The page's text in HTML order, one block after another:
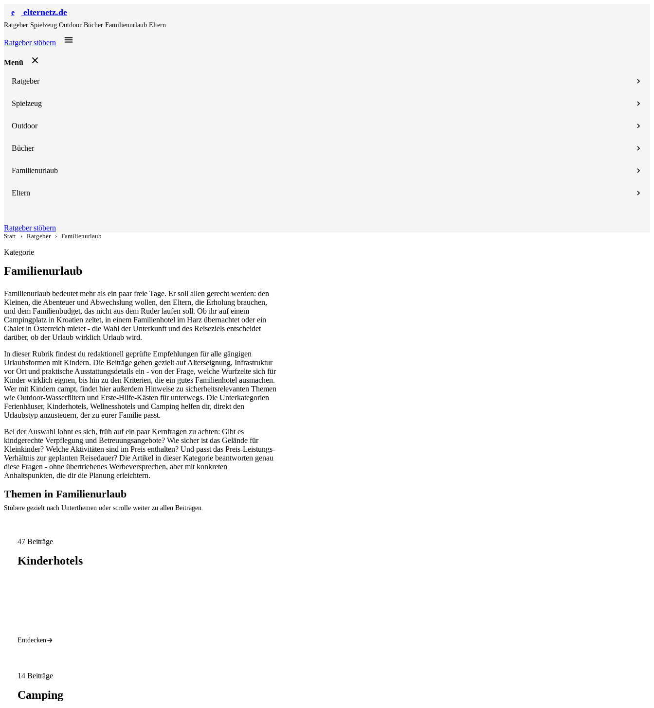
e elternetz.de
Ratgeber Spielzeug Outdoor Bücher Familienurlaub Eltern
Ratgeber stöbern
Menü
Ratgeber
Spielzeug
Outdoor
Bücher
Familienurlaub
Eltern
Ratgeber stöbern
Start › Ratgeber › Familienurlaub
Kategorie
Familienurlaub
Familienurlaub bedeutet mehr als ein paar freie Tage. Er soll allen gerecht werden: den
Kleinen, die Abenteuer und Abwechslung wollen, den Eltern, die Erholung brauchen,
und dem Familienbudget, das nicht aus dem Ruder laufen soll. Ob ihr auf einem
Campingplatz in Kroatien zeltet, in einem Familienhotel im Harz übernachtet oder ein
Chalet in Österreich mietet - die Wahl der Unterkunft und des Reiseziels entscheidet
darüber, ob der Urlaub wirklich Urlaub wird.
In dieser Rubrik findest du redaktionell geprüfte Empfehlungen für alle gängigen
Urlaubsformen mit Kindern. Die Beiträge gehen gezielt auf Alterseignung, Infrastruktur
vor Ort und praktische Ausstattungsdetails ein - von der Frage, welche Wurfzelte sich für
Kinder wirklich eignen, bis hin zu den Kriterien, die ein gutes Familienhotel ausmachen.
Wer mit Kindern campt, findet hier außerdem Hinweise zu sicherheitsrelevanten Themen
wie Outdoor-Wasserfiltern und Erste-Hilfe-Kästen für unterwegs. Die Unterkategorien
Ferienhäuser, Kinderhotels, Wellnesshotels und Camping helfen dir, direkt den
Urlaubstyp anzusteuern, der zu eurer Familie passt.
Bei der Auswahl lohnt es sich, früh auf ein paar Kernfragen zu achten: Gibt es
kindgerechte Verpflegung und Betreuungsangebote? Wie sicher ist das Gelände für
Kleinkinder? Welche Aktivitäten sind im Preis enthalten? Und passt das Preis-Leistungs-
Verhältnis zur geplanten Reisedauer? Die Artikel in dieser Kategorie beantworten genau
diese Fragen - ohne übertriebenes Werbeversprechen, aber mit konkreten
Anhaltspunkten, die dir die Planung erleichtern.
Themen in Familienurlaub
Stöbere gezielt nach Unterthemen oder scrolle weiter zu allen Beiträgen.
47 Beiträge
Kinderhotels
Entdecken
14 Beiträge
Camping